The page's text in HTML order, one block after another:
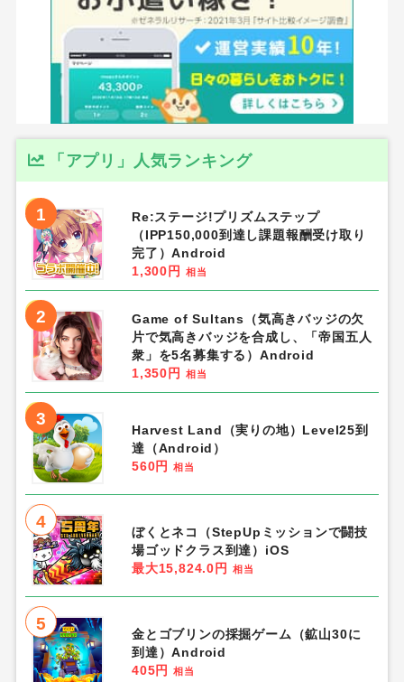
「アプリ」人気ランキング
1
Re:ステージ!プリズムステップ
（IPP150,000到達し課題報酬受け取り
完了）Android
1,300円
相当
2
Game of Sultans（気高きバッジの欠
片で気高きバッジを合成し、「帝国五人
衆」を5名募集する）Android
1,350円
相当
3
Harvest Land（実りの地）Level25到
達（Android）
560円
相当
4
ぼくとネコ（StepUpミッションで闘技
場ゴッドクラス到達）iOS
最大15,824.0円
相当
5
金とゴブリンの採掘ゲーム（鉱山30に
到達）Android
405円
相当